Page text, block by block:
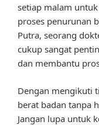
setiap malam
proses penurunan
Putra, seorang
cukup sangat
dan membantu
Dengan mengikuti
berat badan tanpa
Jangan lupa untuk